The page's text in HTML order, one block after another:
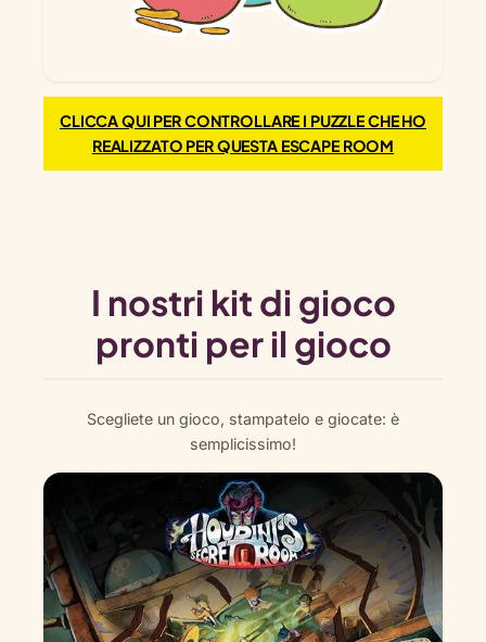
CLICCA QUI PER CONTROLLARE I PUZZLE CHE HO
REALIZZATO PER QUESTA ESCAPE ROOM
I nostri kit di gioco
pronti per il gioco
Scegliete un gioco, stampatelo e giocate: è
semplicissimo!